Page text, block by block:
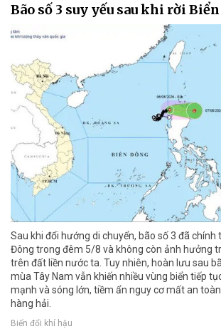
Bão số 3 suy yếu sau khi rời
Sau khi đổi hướng di chuyển, bão số 3 đã chính
Đông trong đêm 5/8 và không còn ảnh hưởng
trên đất liền nước ta. Tuy nhiên, hoàn lưu sau
mùa Tây Nam vẫn khiến nhiều vùng biển tiếp
mạnh và sóng lớn, tiềm ẩn nguy cơ mất an
hàng hải.
Biến đổi khí hậu